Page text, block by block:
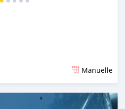
Manuelle